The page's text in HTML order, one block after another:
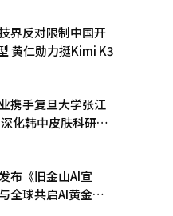
界反对限制中国开
黄仁勋力挺Kimi K3
携手复旦大学张江
化韩中皮肤科研合
布《旧金山AI宣
全球共启AI黄金时